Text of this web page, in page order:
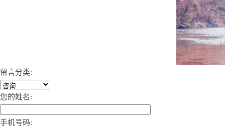
留言分类:
您的姓名:
手机号码: